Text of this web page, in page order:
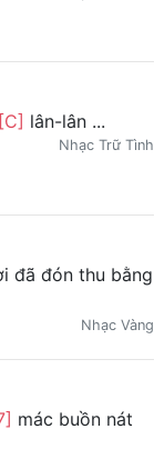
[C] lân-lân ...
Nhạc Trữ Tình
đã đón thu bằng
Nhạc Vàng
mác buồn nát